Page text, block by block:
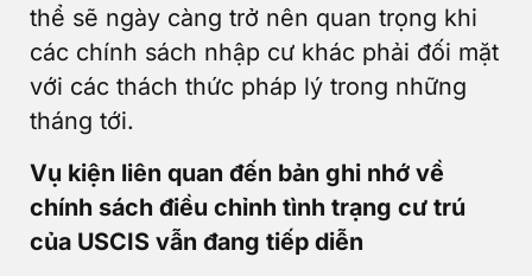
thể sẽ ngày càng trở nên quan trọng khi
các chính sách nhập cư khác phải đối mặt
với các thách thức pháp lý trong những
tháng tới.
Vụ kiện liên quan đến bản ghi nhớ về
chính sách điều chỉnh tình trạng cư trú
của USCIS vẫn đang tiếp diễn